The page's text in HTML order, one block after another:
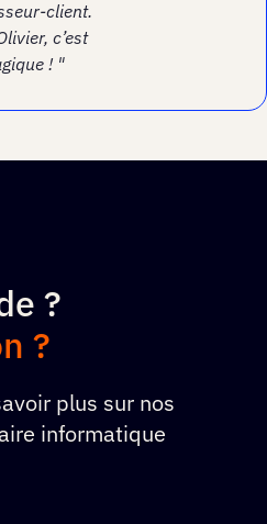
client.
c’est
! "
?
?
plus sur nos
informatique